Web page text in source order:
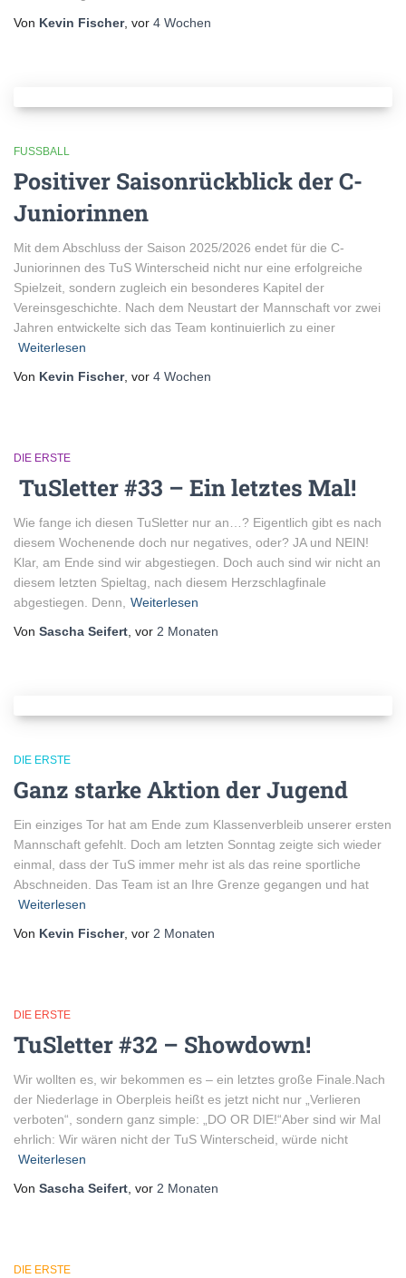
Von Kevin Fischer, vor 4 Wochen
FUSSBALL
Positiver Saisonrückblick der C-
Juniorinnen
Mit dem Abschluss der Saison 2025/2026 endet für die C-
Juniorinnen des TuS Winterscheid nicht nur eine erfolgreiche
Spielzeit, sondern zugleich ein besonderes Kapitel der
Vereinsgeschichte. Nach dem Neustart der Mannschaft vor zwei
Jahren entwickelte sich das Team kontinuierlich zu einer
Weiterlesen
Von Kevin Fischer, vor 4 Wochen
DIE ERSTE
TuSletter #33 – Ein letztes Mal!
Wie fange ich diesen TuSletter nur an…? Eigentlich gibt es nach
diesem Wochenende doch nur negatives, oder? JA und NEIN!
Klar, am Ende sind wir abgestiegen. Doch auch sind wir nicht an
diesem letzten Spieltag, nach diesem Herzschlagfinale
abgestiegen. Denn,
Weiterlesen
Von Sascha Seifert , vor 2 Monaten
DIE ERSTE
Ganz starke Aktion der Jugend
Ein einziges Tor hat am Ende zum Klassenverbleib unserer ersten
Mannschaft gefehlt. Doch am letzten Sonntag zeigte sich wieder
einmal, dass der TuS immer mehr ist als das reine sportliche
Abschneiden. Das Team ist an Ihre Grenze gegangen und hat
Weiterlesen
Von Kevin Fischer, vor 2 Monaten
DIE ERSTE
TuSletter #32 – Showdown!
Wir wollten es, wir bekommen es – ein letztes große Finale.Nach
der Niederlage in Oberpleis heißt es jetzt nicht nur „Verlieren
verboten“, sondern ganz simple: „DO OR DIE!“Aber sind wir Mal
ehrlich: Wir wären nicht der TuS Winterscheid, würde nicht
Weiterlesen
Von Sascha Seifert , vor 2 Monaten
DIE ERSTE